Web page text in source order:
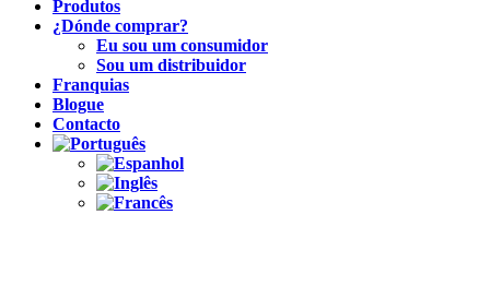
Produtos
¿Dónde comprar?
Eu sou um consumidor
Sou um distribuidor
Franquias
Blogue
Contacto